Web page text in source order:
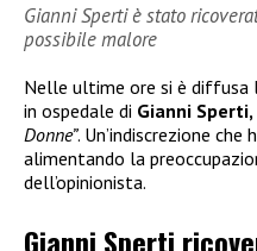
Gianni Sperti è stato
possibile malore
Nelle ultime ore si è diffusa
in ospedale di Gianni Sperti,
Donne”. Un’indiscrezione
alimentando la
dell’opinionista.
Gianni Sperti